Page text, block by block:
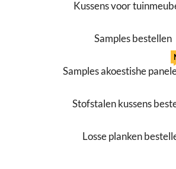
Kussens voor
Samples bestellen
Samples akoestishe
Stofstalen kussens
Losse planken